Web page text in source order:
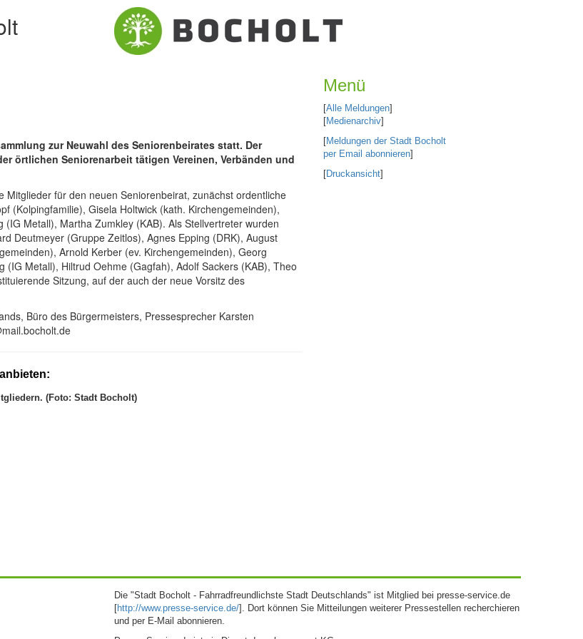
zur Neuwahl des Seniorenbeirates statt. Der
örtlichen Seniorenarbeit tätigen Vereinen, Verbänden und
für den neuen Seniorenbeirat, zunächst ordentliche
(Kolpingfamilie), Gisela Holtwick (kath. Kirchengemeinden),
Metall), Martha Zumkley (KAB). Als Stellvertreter wurden
Deutmeyer (Gruppe Zeitlos), Agnes Epping (DRK), August
Arnold Kerber (ev. Kirchengemeinden), Georg
Metall), Hiltrud Oehme (Gagfah), Adolf Sackers (KAB), Theo
Sitzung, auf der auch der neue Vorsitz des
Büro des Bürgermeisters, Pressesprecher Karsten
(Foto: Stadt Bocholt)
Menü
[Alle Meldungen]
[Medienarchiv]
[Meldungen der Stadt Bocholt
per Email abonnieren]
[Druckansicht]
Die "Stadt Bocholt - Fahrradfreundlichste Stadt Deutschlands" ist Mitglied bei presse-service.de
[http://www.presse-service.de/]. Dort können Sie Mitteilungen weiterer Pressestellen recherchieren
und per E-Mail abonnieren.